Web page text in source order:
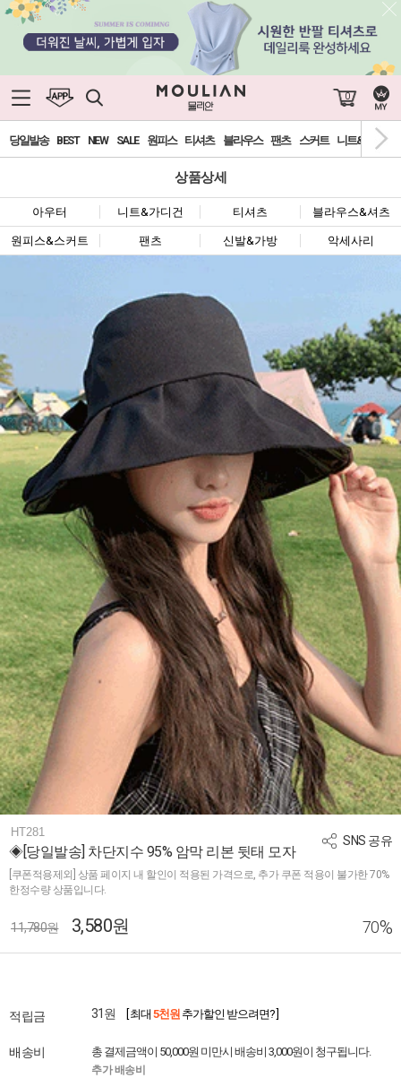
0
당일발송 BEST NEW SALE 원피스 티셔츠 블라우스 팬츠 스커트 니트&가디건
상품상세
아우터 니트&가디건 티셔츠 블라우스&셔츠
원피스&스커트 팬츠 신발&가방 악세사리
SNS 공유
HT281
◈[당일발송] 차단지수 95% 암막 리본 뒷태 모자
[쿠폰적용제외] 상품 페이지 내 할인이 적용된 가격으로, 추가 쿠폰 적용이 불가한 70%
한정수량 상품입니다.
11,780원 3,580원 70%
적립금 31원 [ 최대 5천원 추가할인 받으려면? ]
배송비 총 결제금액이 50,000원 미만시 배송비 3,000원이 청구됩니다.
추가 배송비